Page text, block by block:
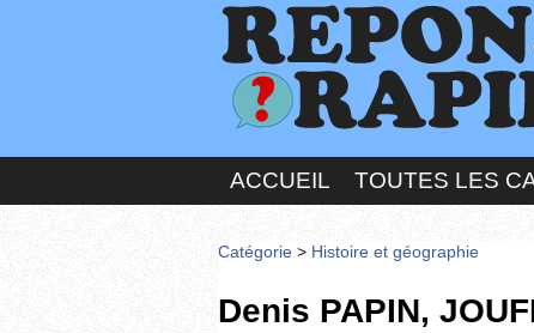
ACCUEIL TOUTES LES
Catégorie > Histoire et géographie
Denis PAPIN,